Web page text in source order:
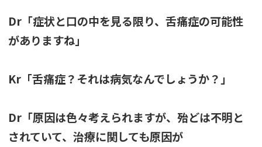
Dr「症状と口の中を見る限り、舌痛症の可能性
がありますね」
Kr「舌痛症？それは病気なんでしょうか？」
Dr「原因は色々考えられますが、殆どは不明と
されていて、治療に関しても原因が